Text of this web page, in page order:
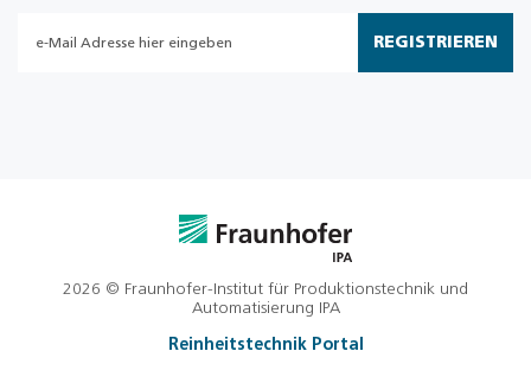
REGISTRIEREN
2026 © Fraunhofer-Institut für Produktionstechnik und
Automatisierung IPA
Reinheitstechnik Portal